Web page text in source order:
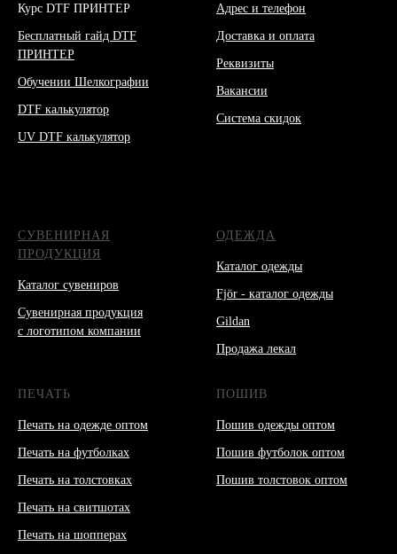
Курс DTF ПРИНТЕР
Бесплатный гайд DTF
ПРИНТЕР
Обучении Шелкографии
DTF калькулятор
UV DTF калькулятор
Адрес и телефон
Доставка и оплата
Реквизиты
Вакансии
Система скидок
СУВЕНИРНАЯ
ПРОДУКЦИЯ
Каталог сувениров
Сувенирная продукция
с логотипом компании
ОДЕЖДА
Каталог одежды
Fjör - каталог одежды
Gildan
Продажа лекал
ПЕЧАТЬ
Печать на одежде оптом
Печать на футболках
Печать на толстовках
Печать на свитшотах
Печать на шопперах
ПОШИВ
Пошив одежды оптом
Пошив футболок оптом
Пошив толстовок оптом